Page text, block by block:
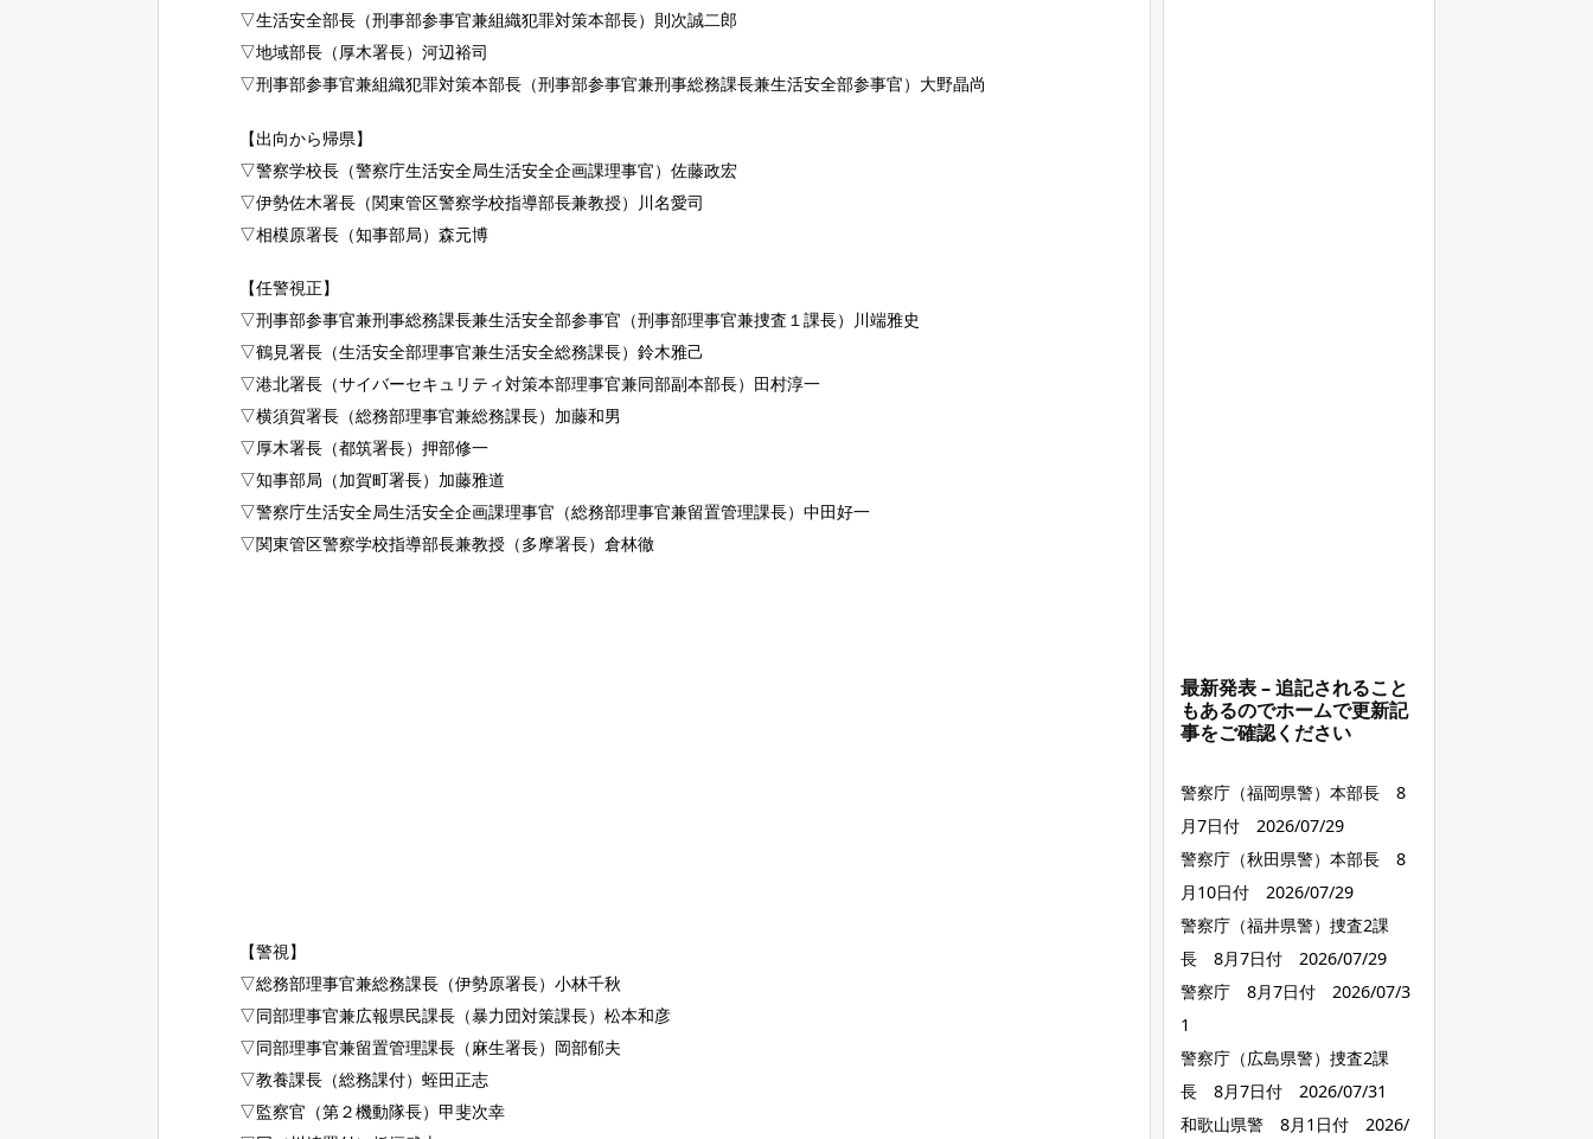
▽生活安全部長（刑事部参事官兼組織犯罪対策本部長）則次誠二郎
▽地域部長（厚木署長）河辺裕司
▽刑事部参事官兼組織犯罪対策本部長（刑事部参事官兼刑事総務課長兼生活安全部参事官）大野晶尚
【出向から帰県】
▽警察学校長（警察庁生活安全局生活安全企画課理事官）佐藤政宏
▽伊勢佐木署長（関東管区警察学校指導部長兼教授）川名愛司
▽相模原署長（知事部局）森元博
【任警視正】
▽刑事部参事官兼刑事総務課長兼生活安全部参事官（刑事部理事官兼捜査１課長）川端雅史
▽鶴見署長（生活安全部理事官兼生活安全総務課長）鈴木雅己
▽港北署長（サイバーセキュリティ対策本部理事官兼同部副本部長）田村淳一
▽横須賀署長（総務部理事官兼総務課長）加藤和男
▽厚木署長（都筑署長）押部修一
▽知事部局（加賀町署長）加藤雅道
▽警察庁生活安全局生活安全企画課理事官（総務部理事官兼留置管理課長）中田好一
▽関東管区警察学校指導部長兼教授（多摩署長）倉林徹
【警視】
▽総務部理事官兼総務課長（伊勢原署長）小林千秋
▽同部理事官兼広報県民課長（暴力団対策課長）松本和彦
▽同部理事官兼留置管理課長（麻生署長）岡部郁夫
▽教養課長（総務課付）蛭田正志
▽監察官（第２機動隊長）甲斐次幸
最新発表 – 追記されること
もあるのでホームで更新記
事をご確認ください
警察庁（福岡県警）本部長 8
月7日付 2026/07/29
警察庁（秋田県警）本部長 8
月10日付 2026/07/29
警察庁（福井県警）捜査2課
長 8月7日付 2026/07/29
警察庁 8月7日付 2026/07/3
1
警察庁（広島県警）捜査2課
長 8月7日付 2026/07/31
和歌山県警 8月1日付 2026/